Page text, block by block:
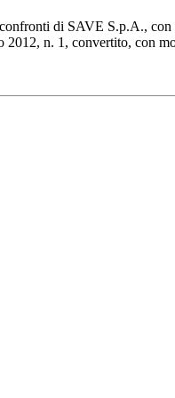
di SAVE S.p.A.,
2012, n. 1, convertito, con